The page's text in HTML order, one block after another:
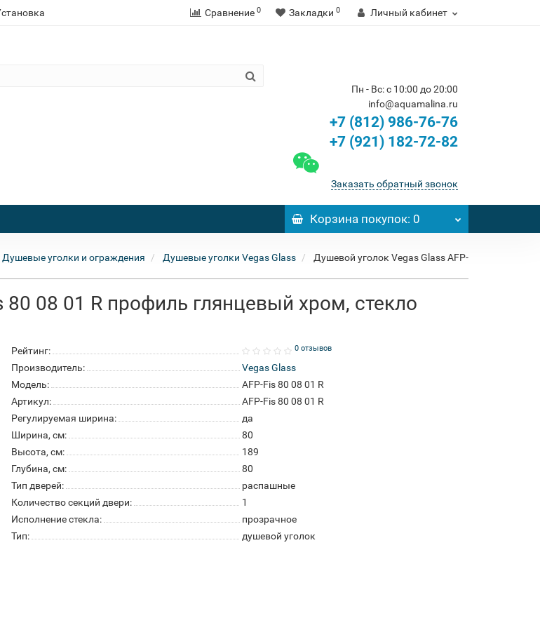
Сравнение 0 Закладки 0 Личный кабинет
Пн - Вс: с 10:00 до 20:00
info@aquamalina.ru
+7 (812) 986-76-76
+7 (921) 182-72-82
Заказать обратный звонок
Корзинапокупок: 0
Душевые уголки и ограждения Душевые уголки Vegas Glass
Душевой уголок Vegas Glass AFP-
08 01 R профиль глянцевый хром, стекло
Рейтинг: 0 отзывов
Производитель:
Vegas Glass
Модель:
AFP-Fis 80 08 01 R
Артикул:
AFP-Fis 80 08 01 R
Регулируемая ширина:
да
Ширина, см:
80
Высота, см:
189
Глубина, см:
80
Тип дверей:
распашные
Количество секций двери:
1
Исполнение стекла:
прозрачное
Тип:
душевой уголок